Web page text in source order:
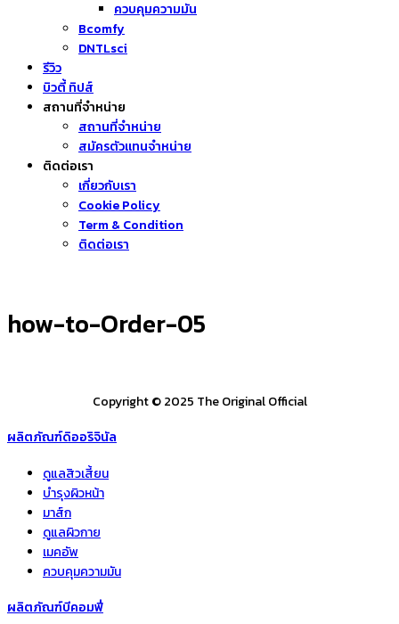
ควบคุมความมัน
Bcomfy
DNTLsci
รีวิว
บิวตี้ ทิปส์
สถานที่จำหน่าย
สถานที่จำหน่าย
สมัครตัวแทนจำหน่าย
ติดต่อเรา
เกี่ยวกับเรา
Cookie Policy
Term & Condition
ติดต่อเรา
how-to-Order-05
Copyright © 2025 The Original Official
ผลิตภัณฑ์ดิออริจินัล
ดูแลสิวเสี้ยน
บำรุงผิวหน้า
มาส์ก
ดูแลผิวกาย
เมคอัพ
ควบคุมความมัน
ผลิตภัณฑ์บีคอมฟี่